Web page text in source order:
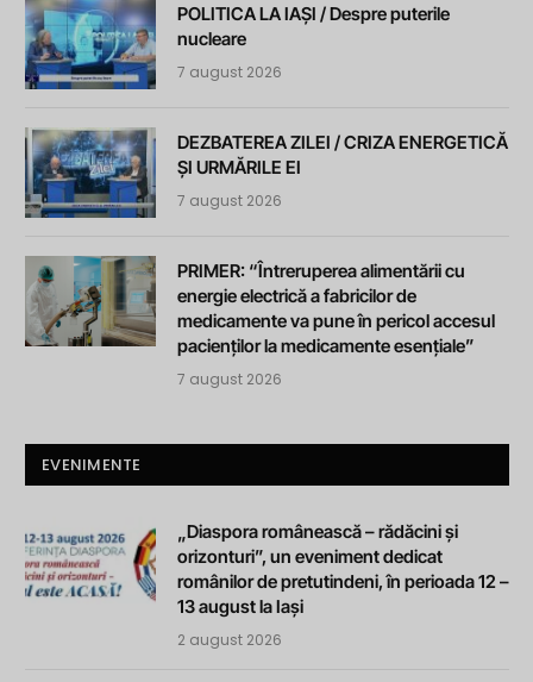
POLITICA LA IAȘI / Despre puterile
nucleare
7 august 2026
DEZBATEREA ZILEI / CRIZA ENERGETICĂ
ȘI URMĂRILE EI
7 august 2026
PRIMER: “Întreruperea alimentării cu
energie electrică a fabricilor de
medicamente va pune în pericol accesul
pacienților la medicamente esențiale”
7 august 2026
EVENIMENTE
„Diaspora românească – rădăcini și
orizonturi”, un eveniment dedicat
românilor de pretutindeni, în perioada 12 –
13 august la Iași
2 august 2026